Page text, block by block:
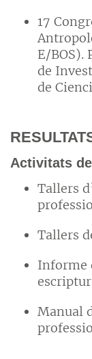
17
E/BOS).
de
de
Activitats
Tallers
Tallers
Informe
Manual